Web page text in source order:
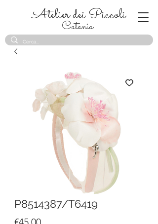
Atelier dei Piccoli
Catania
P8514387/T6419
Price